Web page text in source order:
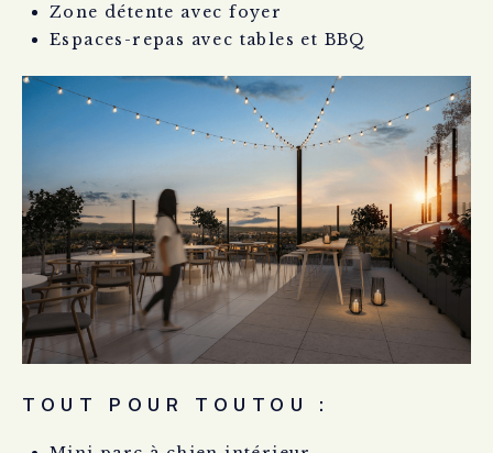
Zone détente avec foyer
Espaces-repas avec tables et BBQ
TOUT POUR TOUTOU :